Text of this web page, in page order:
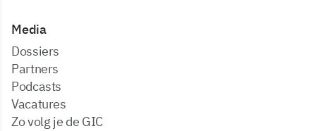
Media
dossiers
partners
podcasts
vacatures
zo volg je de GIC